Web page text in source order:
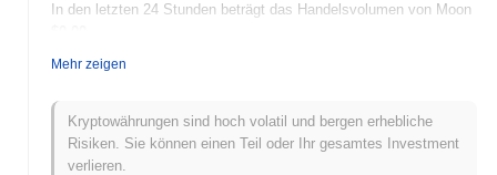
In den letzten 24 Stunden beträgt das Handelsvolumen von Moon
Was ist die Preisspanne von Moon in der
Allzeithoch (ATH):$0.000237
Allzeittief (ATL):$0.00
Mehr zeigen
Kryptowährungen sind hoch volatil und bergen erhebliche
Risiken. Sie können einen Teil oder Ihr gesamtes Investment
verlieren.